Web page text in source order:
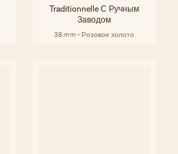
Traditionnelle С Ручным
Заводом
38 mm - Розовое золото